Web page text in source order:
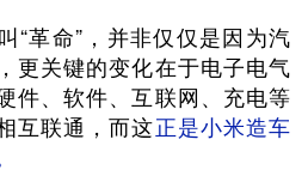
“革命”，并非仅仅是因为汽
更关键的变化在于电子电气
件、软件、互联网、充电等
互联通，而这正是小米造车